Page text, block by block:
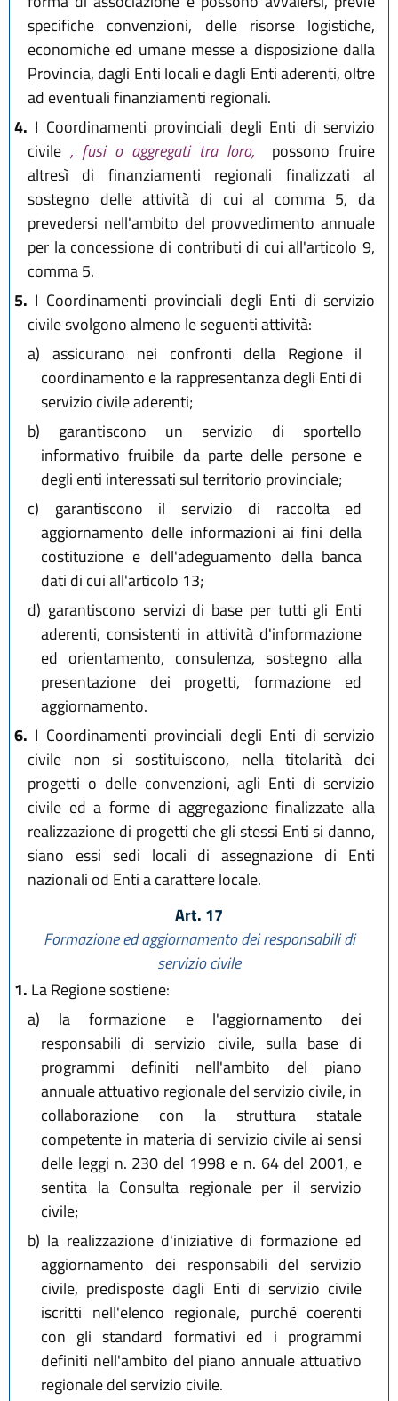
specifiche convenzioni, delle risorse logistiche,
economiche ed umane messe a disposizione dalla
Provincia, dagli Enti locali e dagli Enti aderenti, oltre
ad eventuali finanziamenti regionali.
4. I Coordinamenti provinciali degli Enti di servizio
civile , fusi o aggregati tra loro,
possono fruire
altresì di finanziamenti regionali finalizzati al
sostegno delle attività di cui al comma 5, da
prevedersi nell'ambito del provvedimento annuale
per la concessione di contributi di cui all'articolo 9,
comma 5.
5. I Coordinamenti provinciali degli Enti di servizio
civile svolgono almeno le seguenti attività:
a) assicurano nei confronti della Regione il
coordinamento e la rappresentanza degli Enti di
servizio civile aderenti;
b) garantiscono un servizio di sportello
informativo fruibile da parte delle persone e
degli enti interessati sul territorio provinciale;
c) garantiscono il servizio di raccolta ed
aggiornamento delle informazioni ai fini della
costituzione e dell'adeguamento della banca
dati di cui all'articolo 13;
d) garantiscono servizi di base per tutti gli Enti
aderenti, consistenti in attività d'informazione
ed orientamento, consulenza, sostegno alla
presentazione dei progetti, formazione ed
aggiornamento.
6. I Coordinamenti provinciali degli Enti di servizio
civile non si sostituiscono, nella titolarità dei
progetti o delle convenzioni, agli Enti di servizio
civile ed a forme di aggregazione finalizzate alla
realizzazione di progetti che gli stessi Enti si danno,
siano essi sedi locali di assegnazione di Enti
nazionali od Enti a carattere locale.
Art. 17
Formazione ed aggiornamento dei responsabili di
servizio civile
1. La Regione sostiene:
a) la formazione e l'aggiornamento dei
responsabili di servizio civile, sulla base di
programmi definiti nell'ambito del piano
annuale attuativo regionale del servizio civile, in
collaborazione con la struttura statale
competente in materia di servizio civile ai sensi
delle leggi n. 230 del 1998 e n. 64 del 2001, e
sentita la Consulta regionale per il servizio
civile;
b) la realizzazione d'iniziative di formazione ed
aggiornamento dei responsabili del servizio
civile, predisposte dagli Enti di servizio civile
iscritti nell'elenco regionale, purché coerenti
con gli standard formativi ed i programmi
definiti nell'ambito del piano annuale attuativo
regionale del servizio civile.